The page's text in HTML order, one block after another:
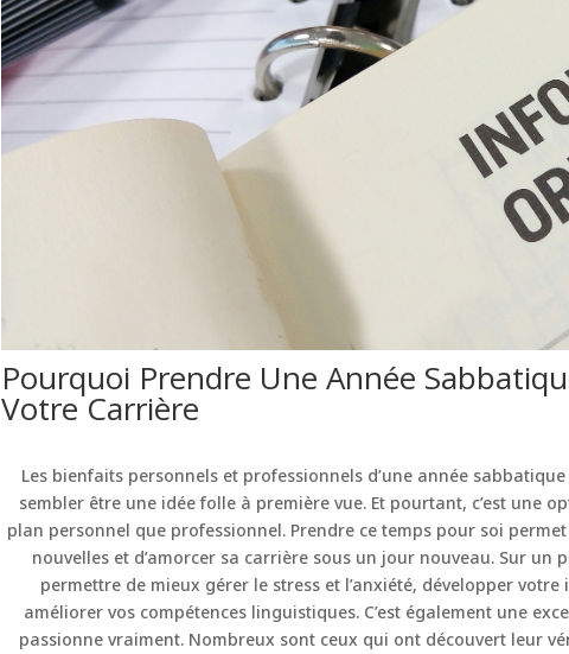
Pourquoi Prendre Une Année
Votre Carrière
Les bienfaits personnels et professionnels d’une année
sembler être une idée folle à première vue. Et pourtant, c’est une
plan personnel que professionnel. Prendre ce temps pour soi
nouvelles et d’amorcer sa carrière sous un jour nouveau. Sur
permettre de mieux gérer le stress et l’anxiété, développer
améliorer vos compétences linguistiques. C’est également une
passionne vraiment. Nombreux sont ceux qui ont découvert leur